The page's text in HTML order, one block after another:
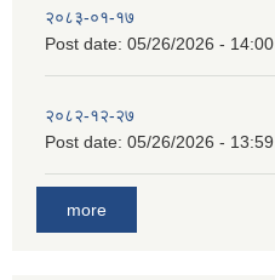
२०८३-०१-१७
Post date: 05/26/2026 - 14:00
२०८२-१२-२७
Post date: 05/26/2026 - 13:59
more